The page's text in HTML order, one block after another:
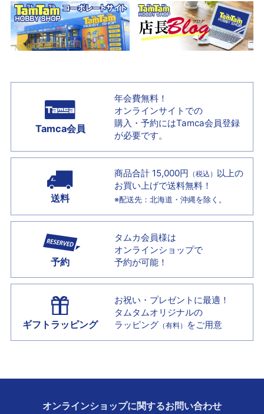
Tamca会員
年会費無料！
オンラインサイトでの
購入・予約にはTamca会員登録
が必要です。
送料
商品合計 15,000円 （税込） 以上の
お買い上げで送料無料！
※配送先：北海道・沖縄を除く。
予約
タムカ会員様は
オンラインショップで
予約が可能！
ギフトラッピング
お祝い・プレゼントに最適！
タムタムオリジナルの
ラッピング （有料） をご用意
オンラインショップに関するお問い合わせ